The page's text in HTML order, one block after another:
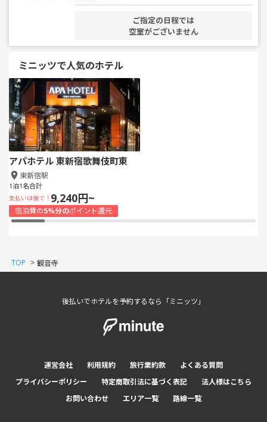
ご指定の日程では
空室がございません
ミニッツで人気のホテル
アパホテル 東新宿歌舞伎町東
東新宿駅
1泊1名合計
支払いは後で！ 9,240円~
宿泊費の5%分のポイント還元
TOP > 観音寺
後払いでホテルを予約するなら「ミニッツ」
運営会社 利用規約 旅行業約款
よくある質問
プライバシーポリシー
特定商取引法に基づく表記
法人様はこちら
お問い合わせ
エリア一覧 路線一覧